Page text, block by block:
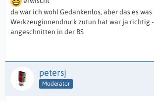
da war ich wohl Gedankenlos, aber das es
Werkzeuginnendruck zutun hat war ja richtig
angeschnitten in der BS
petersj
Moderator